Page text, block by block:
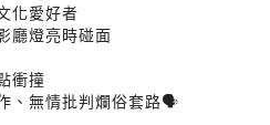
化愛好者
廳燈亮時碰面
衝撞
、無情批判爛俗套路🗣